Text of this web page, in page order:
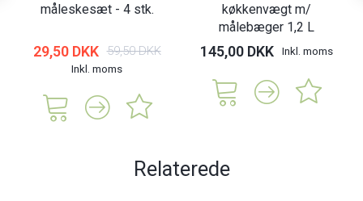
måleskesæt - 4 stk.
29,50 DKK 59,50 DKK
Inkl. moms
køkkenvægt m/
målebæger 1,2 L
145,00 DKK Inkl. moms
Relaterede